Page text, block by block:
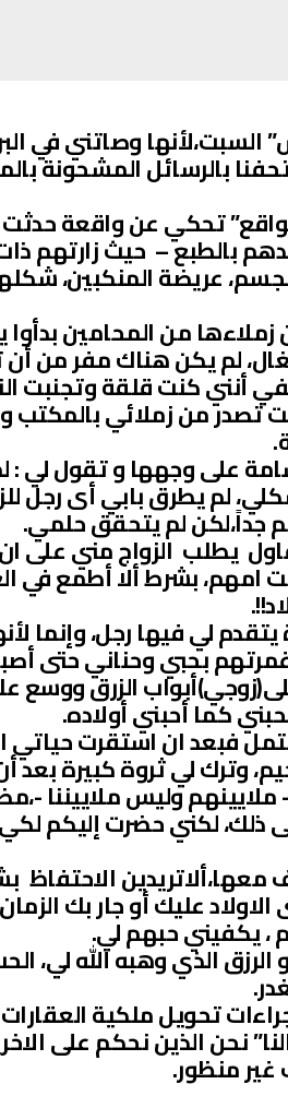
السبت،لأنها وصاتني في
بالرسائل المشحونة
تحكي عن واقعة
بالطبع – حيث زارتهم
عريضة المنكبين،
من المحامين بدأوا
لم يكن هناك مفر من أن
أنني كنت قلقة وتجنبت
تصدر من زملائي بالمكتب
على وجهها و تقول لي :
لم يطرق بابي أى رجل
جداً،لكن لم يتحقق حلمي.
يطلب الزواج مني على
امهم، بشرط ألا أطمع في
لي فيها رجل، وإنما
بحبي وحناني حتى
الزرق ووسع
كما أحبني أولاده.
فبعد ان استقرت حياتي
وترك لي ثروة كبيرة بعد
وليس ملاييننا -
ذلك، لكني حضرت إليكم
معها،ألاتريدين
عليك أو جار بك
، يكفيني حبهم لي.
الذي وهبه الله لي،
تحويل ملكية العقارات
نحن الذين نحكم على
منظور.